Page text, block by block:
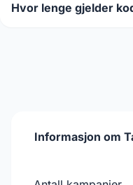
Hvor lenge gjelder
Informasjon om